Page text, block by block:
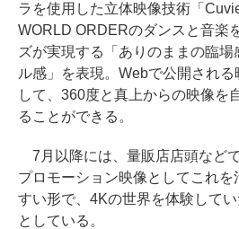
ラを使用した立体映像技術「
WORLD ORDERのダンスと音楽
ズが実現する「ありのままの臨
ル感」を表現。Webで公開され
して、360度と真上からの映像を
ることができる。
7月以降には、量販店店頭など
プロモーション映像としてこれ
すい形で、4Kの世界を体験してい
としている。